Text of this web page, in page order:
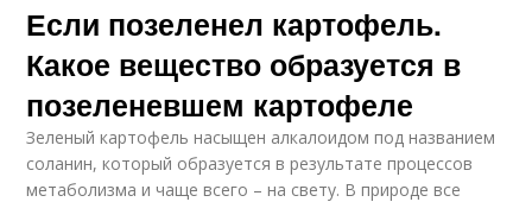
Если позеленел картофель.
Какое вещество образуется в
позеленевшем картофеле
Зеленый картофель насыщен алкалоидом под названием
соланин, который образуется в результате процессов
метаболизма и чаще всего – на свету. В природе все